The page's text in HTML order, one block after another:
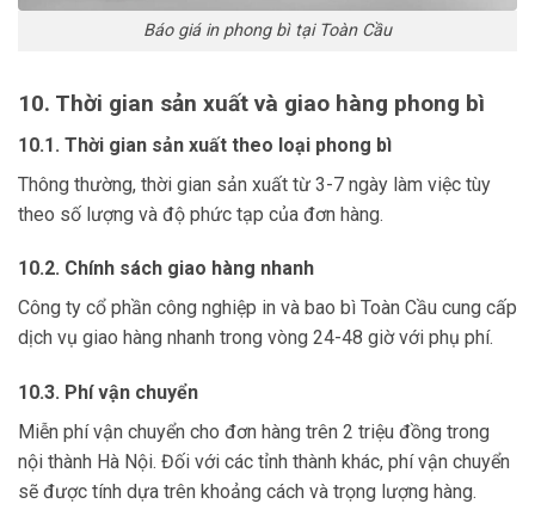
Báo giá in phong bì tại Toàn Cầu
10. Thời gian sản xuất và giao hàng phong bì
10.1. Thời gian sản xuất theo loại phong bì
Thông thường, thời gian sản xuất từ 3-7 ngày làm việc tùy
theo số lượng và độ phức tạp của đơn hàng.
10.2. Chính sách giao hàng nhanh
Công ty cổ phần công nghiệp in và bao bì Toàn Cầu cung cấp
dịch vụ giao hàng nhanh trong vòng 24-48 giờ với phụ phí.
10.3. Phí vận chuyển
Miễn phí vận chuyển cho đơn hàng trên 2 triệu đồng trong
nội thành Hà Nội. Đối với các tỉnh thành khác, phí vận chuyển
sẽ được tính dựa trên khoảng cách và trọng lượng hàng.